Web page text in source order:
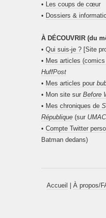
• Les coups de cœur
• Dossiers &
À DÉCOUVRIR (du
• Qui suis-je ? [Site
• Mes articles
HuffPost
• Mes articles pour
• Mon site sur Before
• Mes chroniques de
République (sur UMAC
• Compte Twitter
Batman dedans)
Accueil À propos/